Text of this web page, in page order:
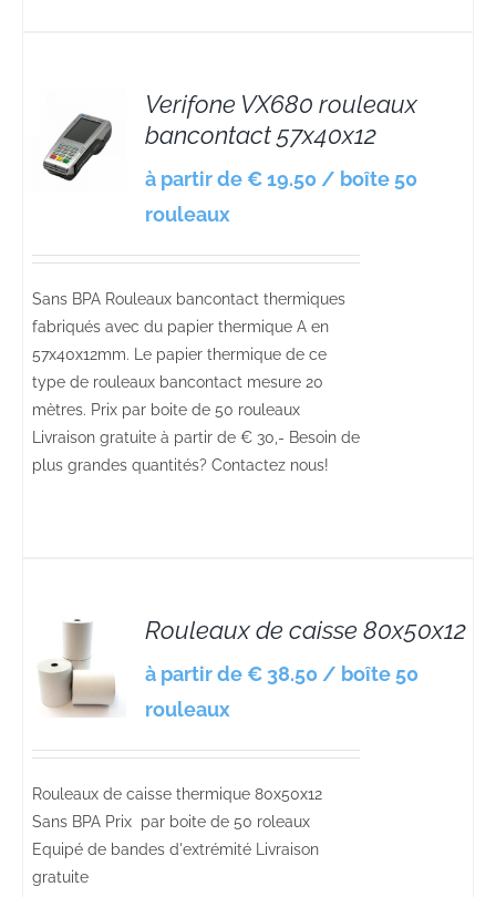
Verifone VX680 rouleaux
bancontact 57x40x12
à partir de € 19.50 / boîte 50
rouleaux
Sans BPA Rouleaux bancontact thermiques
fabriqués avec du papier thermique A en
57x40x12mm. Le papier thermique de ce
type de rouleaux bancontact mesure 20
mètres. Prix par boite de 50 rouleaux
Livraison gratuite à partir de € 30,- Besoin de
plus grandes quantités? Contactez nous!
Rouleaux de caisse 80x50x12
à partir de € 38.50 / boîte 50
rouleaux
Rouleaux de caisse thermique 80x50x12
Sans BPA Prix par boite de 50 roleaux
Equipé de bandes d'extrémité Livraison
gratuite